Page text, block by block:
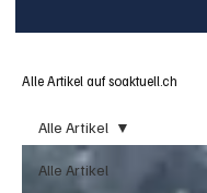
Alle Artikel auf soaktuell.ch
Alle Artikel
Alle Artikel